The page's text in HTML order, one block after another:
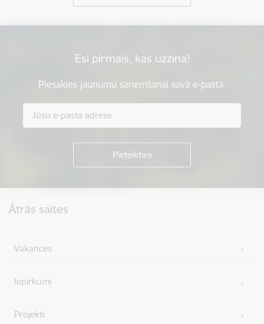
Esi pirmais, kas uzzina!
Piesakies jaunumu saņemšanai savā e-pastā.
Ātrās saites
Vakances
Iepirkumi
Projekti